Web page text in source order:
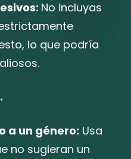
No incluyas
lo que podría
a un género: Usa
no sugieran un